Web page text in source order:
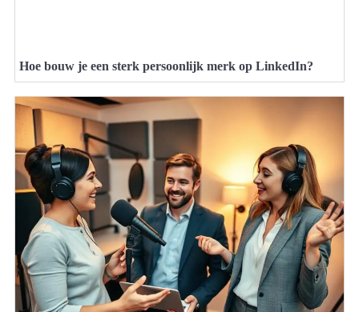
Hoe bouw je een sterk persoonlijk merk op LinkedIn?